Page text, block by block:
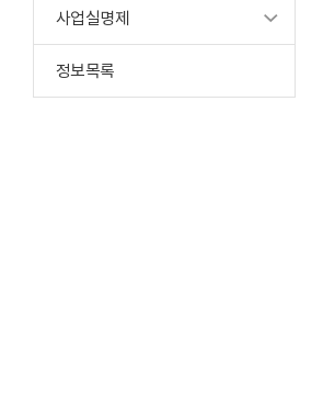
사업실명제
정보목록